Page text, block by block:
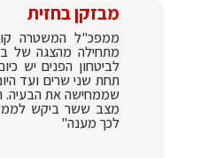
מבזקן בחזית
ממפכ"ל המשטרה
מתחילה מהצגה של
לביטחון הפנים יש
תחת שני שרים ועד
שממחישה את הבעיה.
מצב ששר ביקש לממש
לכך מענה"